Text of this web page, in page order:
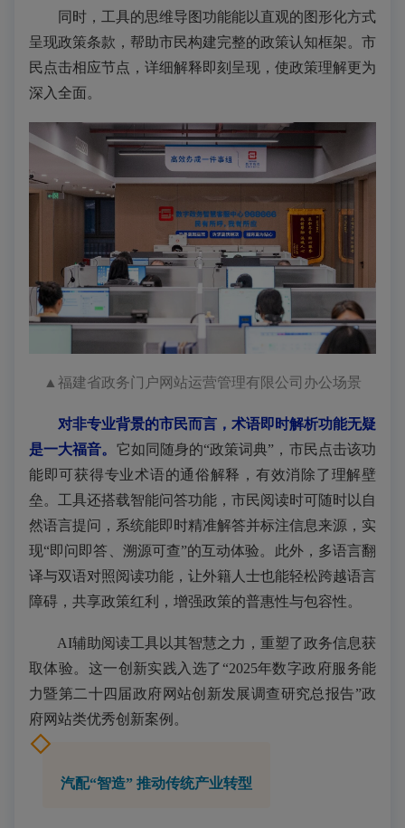
同时，工具的思维导图功能能以直观的图形化方式
呈现政策条款，帮助市民构建完整的政策认知框架。市
民点击相应节点，详细解释即刻呈现，使政策理解更为
深入全面。
▲ 福建省政务门户网站运营管理有限公司办公场景
对非专业背景的市民而言，术语即时解析功能无疑
是一大福音。 它如同随身的“政策词典”，市民点击该功
能即可获得专业术语的通俗解释，有效消除了理解壁
垒。工具还搭载智能问答功能，市民阅读时可随时以自
然语言提问，系统能即时精准解答并标注信息来源，实
现“即问即答、溯源可查”的互动体验。此外，多语言翻
译与双语对照阅读功能，让外籍人士也能轻松跨越语言
障碍，共享政策红利，增强政策的普惠性与包容性。
AI辅助阅读工具以其智慧之力，重塑了政务信息获
取体验。这一创新实践入选了“2025年数字政府服务能
力暨第二十四届政府网站创新发展调查研究总报告”政
府网站类优秀创新案例。
汽配“智造” 推动传统产业转型